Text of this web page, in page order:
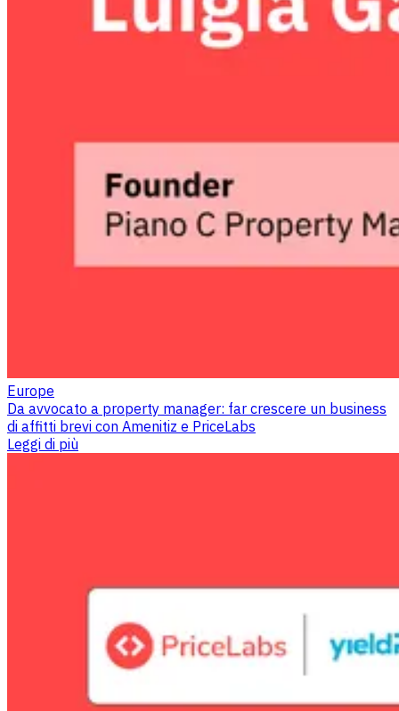
Europe
Da avvocato a property manager: far crescere un business
di affitti brevi con Amenitiz e PriceLabs
Leggi di più